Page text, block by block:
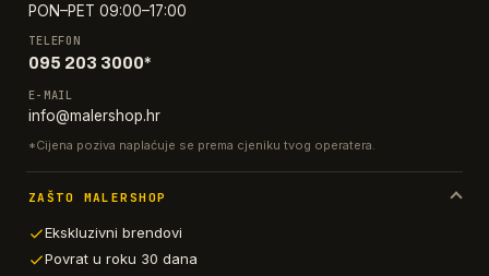
PON–PET 09:00–17:00
TELEFON
095 203 3000*
E-MAIL
info@malershop.hr
*Cijena poziva naplaćuje se prema cjeniku tvog operatera.
ZAŠTO MALERSHOP
Ekskluzivni brendovi
Povrat u roku 30 dana